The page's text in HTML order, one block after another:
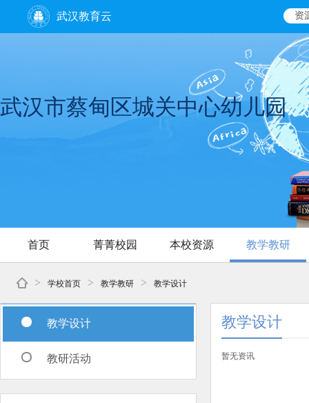
武汉教育云 资
武汉市蔡甸区城关中心幼儿园
首页 菁菁校园 本校资源 教学教研
> 学校首页 > 教学教研 > 教学设计
教学设计
教研活动
教学设计
暂无资讯